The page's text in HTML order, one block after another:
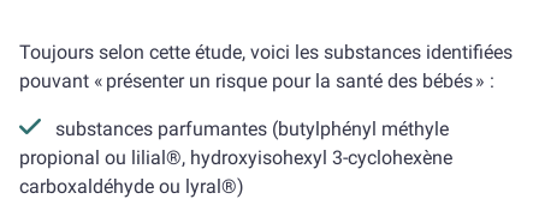
Toujours selon cette étude, voici les substances identifiées
pouvant « présenter un risque pour la santé des bébés » :
substances parfumantes (butylphényl méthyle
propional ou lilial®, hydroxyisohexyl 3-cyclohexène
carboxaldéhyde ou lyral®)